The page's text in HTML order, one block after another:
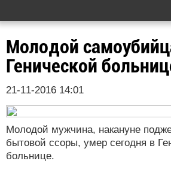
Молодой
Генической
21-11-2016 14:01
Молодой мужчина, накануне
бытовой ссоры, умер сегодня в
больнице.